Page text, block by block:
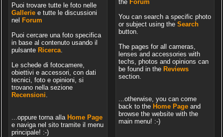
Puoi trovare tutte le foto nelle
Galleriee tutte le discussioni
nel Forum
Puoi cercare una foto specifica
in base al contenuto usando il
pulsante Ricerca.
Le schede di fotocamere,
obiettivi e accessori, con dati
tecnici, foto e opinioni, si
trovano nella sezione
Recensioni.
...oppure torna alla Home Page
e naviga nel sito tramite il menu
principale! :-)
the Forum
You can search a specific photo
or subject using the Search
button.
The pages for all cameras,
lenses and accessories with
techs, photos and opinions can
be found in the Reviews
section.
...otherwise, you can come
back to the Home Pageand
browse the website with the
main menu! :-)